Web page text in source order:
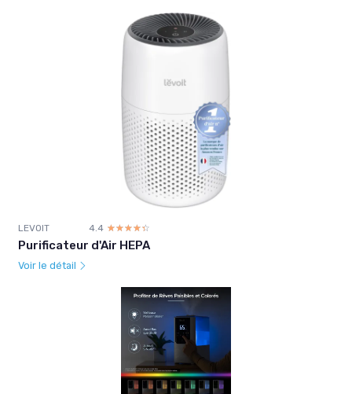
LEVOIT 4.4 ☆☆☆☆☆
★★★★★
Purificateur d'Air HEPA
Voir le détail